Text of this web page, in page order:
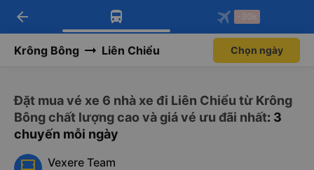
Tải app Vexere ngay!
Nhận ưu đãi thành viên độc
Mở app
Tải app Vexere
-30k/ghế khi đặt vé máy bay qua
Mở app
arrow_back -30k
Krông Bông Liên Chiểu Chọn ngày
Đặt mua vé xe 6 nhà xe đi Liên Chiểu từ Krông
Bông chất lượng cao và giá vé ưu đãi nhất: 3
chuyến mỗi ngày
Vexere Team